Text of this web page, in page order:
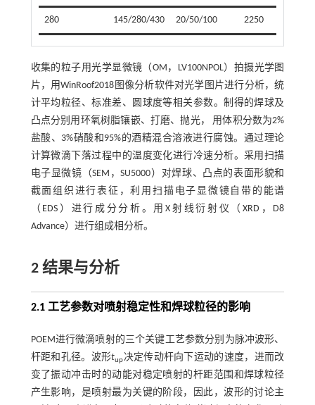
280 145/280/430 20/50/100 2250
收集的粒子用光学显微镜（OM，LV100NPOL）拍摄光学图
片，用WinRoof2018图像分析软件对光学图片进行分析，统
计平均粒径、标准差、圆球度等相关参数。制得的焊球及
凸点分别用环氧树脂镶嵌、打磨、抛光， 用体积分数为2%
盐酸、3%硝酸和95%的酒精混合溶液进行腐蚀。通过理论
计算微滴下落过程中的温度变化进行冷速分析。采用扫描
电子显微镜（SEM，SU5000）对焊球、凸点的表面形貌和
截面组织进行表征，利用扫描电子显微镜自带的能谱
（EDS）进行成分分析。用X射线衍射仪（XRD，D8
Advance）进行组成相分析。
2 结果与分析
2.1 工艺参数对喷射稳定性和焊球粒径的影响
POEM进行微滴喷射的三个关键工艺参数分别为脉冲波形、
杆距和孔径。波形tup决定传动杆向下运动的速度，进而改
变了振动冲击时的动能对稳定喷射的杆距范围和焊球粒径
产生影响，是喷射最为关键的阶段，因此，波形的讨论主